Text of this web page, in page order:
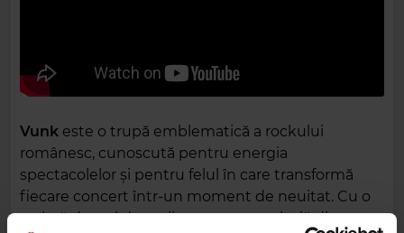
Vunk este o trupă emblematică a rockului
românesc, cunoscută pentru energia
spectacolelor și pentru felul în care transformă
fiecare concert într-un moment de neuitat. Cu o
carieră de trei decenii pe scena muzicală din